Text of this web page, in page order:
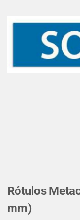
Rótulos
mm)